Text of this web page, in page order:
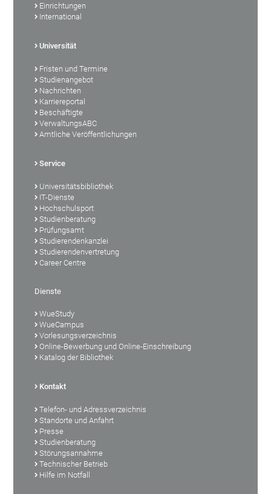
Einrichtungen
International
Universität
Fristen und Termine
Studienangebot
Nachrichten
Karriereportal
Beschäftigte
VerwaltungsABC
Amtliche Veröffentlichungen
Service
Universitätsbibliothek
IT-Dienste
Hochschulsport
Studienberatung
Prüfungsamt
Studierendenkanzlei
Studierendenvertretung
Career Centre
Dienste
WueStudy
WueCampus
Vorlesungsverzeichnis
Online-Bewerbung und Online-Einschreibung
Katalog der Bibliothek
Kontakt
Telefon- und Adressverzeichnis
Standorte und Anfahrt
Presse
Studienberatung
Störungsannahme
Technischer Betrieb
Hilfe im Notfall